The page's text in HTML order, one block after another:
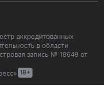
аккредитованных
в области
запись № 18649 от